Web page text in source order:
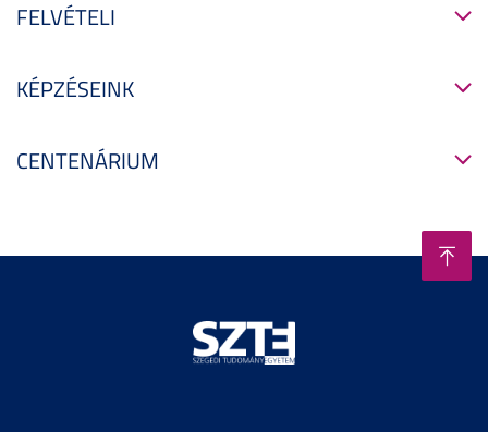
FELVÉTELI
KÉPZÉSEINK
CENTENÁRIUM